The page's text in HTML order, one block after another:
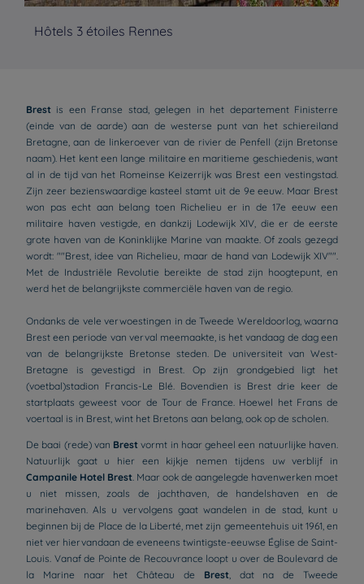
Hôtels 3 étoiles Rennes
Brest is een Franse stad, gelegen in het departement Finisterre
(einde van de aarde) aan de westerse punt van het schiereiland
Bretagne, aan de linkeroever van de rivier de Penfell (zijn Bretonse
naam). Het kent een lange militaire en maritieme geschiedenis, want
al in de tijd van het Romeinse Keizerrijk was Brest een vestingstad.
Zijn zeer bezienswaardige kasteel stamt uit de 9e eeuw. Maar Brest
won pas echt aan belang toen Richelieu er in de 17e eeuw een
militaire haven vestigde, en dankzij Lodewijk XIV, die er de eerste
grote haven van de Koninklijke Marine van maakte. Of zoals gezegd
wordt: ""Brest, idee van Richelieu, maar de hand van Lodewijk XIV"".
Met de Industriële Revolutie bereikte de stad zijn hoogtepunt, en
werd het de belangrijkste commerciële haven van de regio.
Ondanks de vele verwoestingen in de Tweede Wereldoorlog, waarna
Brest een periode van verval meemaakte, is het vandaag de dag een
van de belangrijkste Bretonse steden. De universiteit van West-
Bretagne is gevestigd in Brest. Op zijn grondgebied ligt het
(voetbal)stadion Francis-Le Blé. Bovendien is Brest drie keer de
startplaats geweest voor de Tour de France. Hoewel het Frans de
voertaal is in Brest, wint het Bretons aan belang, ook op de scholen.
De baai (rede) van Brest vormt in haar geheel een natuurlijke haven.
Natuurlijk gaat u hier een kijkje nemen tijdens uw verblijf in
Campanile Hotel Brest. Maar ook de aangelegde havenwerken moet
u niet missen, zoals de jachthaven, de handelshaven en de
marinehaven. Als u vervolgens gaat wandelen in de stad, kunt u
beginnen bij de Place de la Liberté, met zijn gemeentehuis uit 1961, en
niet ver hiervandaan de eveneens twintigste-eeuwse Église de Saint-
Louis. Vanaf de Pointe de Recouvrance loopt u over de Boulevard de
la Marine naar het Château de Brest, dat na de Tweede